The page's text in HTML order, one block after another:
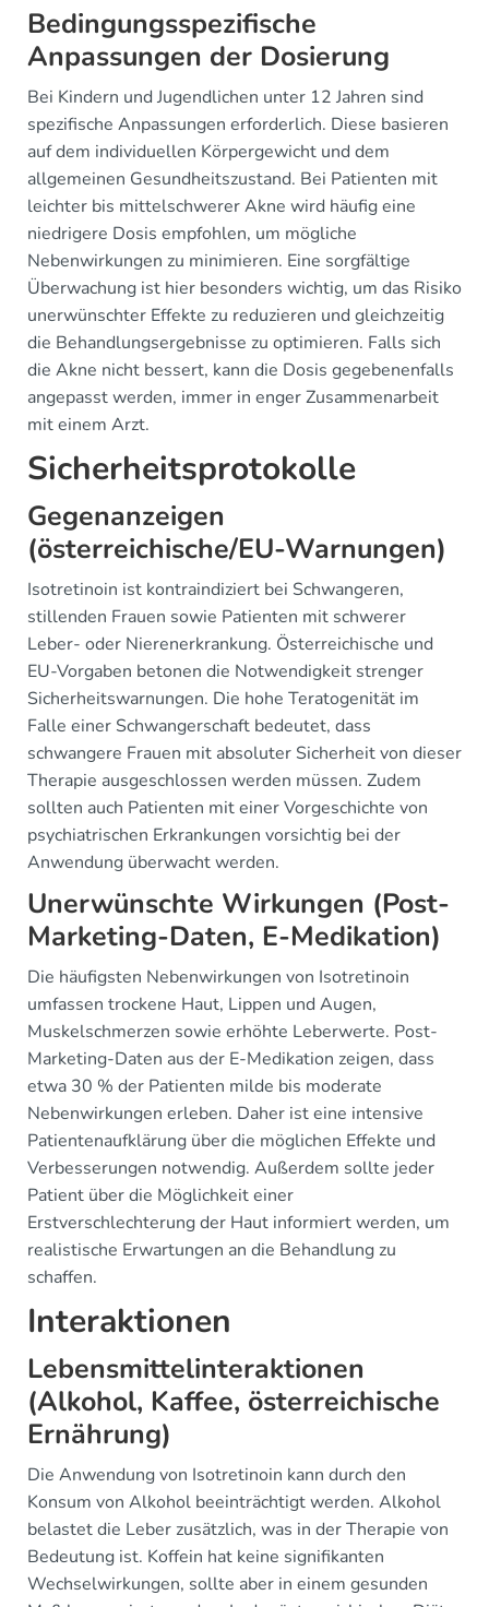
Bedingungsspezifische
Anpassungen der Dosierung
Bei Kindern und Jugendlichen unter 12 Jahren sind
spezifische Anpassungen erforderlich. Diese basieren
auf dem individuellen Körpergewicht und dem
allgemeinen Gesundheitszustand. Bei Patienten mit
leichter bis mittelschwerer Akne wird häufig eine
niedrigere Dosis empfohlen, um mögliche
Nebenwirkungen zu minimieren. Eine sorgfältige
Überwachung ist hier besonders wichtig, um das Risiko
unerwünschter Effekte zu reduzieren und gleichzeitig
die Behandlungsergebnisse zu optimieren. Falls sich
die Akne nicht bessert, kann die Dosis gegebenenfalls
angepasst werden, immer in enger Zusammenarbeit
mit einem Arzt.
Sicherheitsprotokolle
Gegenanzeigen
(österreichische/EU-Warnungen)
Isotretinoin ist kontraindiziert bei Schwangeren,
stillenden Frauen sowie Patienten mit schwerer
Leber- oder Nierenerkrankung. Österreichische und
EU-Vorgaben betonen die Notwendigkeit strenger
Sicherheitswarnungen. Die hohe Teratogenität im
Falle einer Schwangerschaft bedeutet, dass
schwangere Frauen mit absoluter Sicherheit von dieser
Therapie ausgeschlossen werden müssen. Zudem
sollten auch Patienten mit einer Vorgeschichte von
psychiatrischen Erkrankungen vorsichtig bei der
Anwendung überwacht werden.
Unerwünschte Wirkungen (Post-
Marketing-Daten, E-Medikation)
Die häufigsten Nebenwirkungen von Isotretinoin
umfassen trockene Haut, Lippen und Augen,
Muskelschmerzen sowie erhöhte Leberwerte. Post-
Marketing-Daten aus der E-Medikation zeigen, dass
etwa 30 % der Patienten milde bis moderate
Nebenwirkungen erleben. Daher ist eine intensive
Patientenaufklärung über die möglichen Effekte und
Verbesserungen notwendig. Außerdem sollte jeder
Patient über die Möglichkeit einer
Erstverschlechterung der Haut informiert werden, um
realistische Erwartungen an die Behandlung zu
schaffen.
Interaktionen
Lebensmittelinteraktionen
(Alkohol, Kaffee, österreichische
Ernährung)
Die Anwendung von Isotretinoin kann durch den
Konsum von Alkohol beeinträchtigt werden. Alkohol
belastet die Leber zusätzlich, was in der Therapie von
Bedeutung ist. Koffein hat keine signifikanten
Wechselwirkungen, sollte aber in einem gesunden